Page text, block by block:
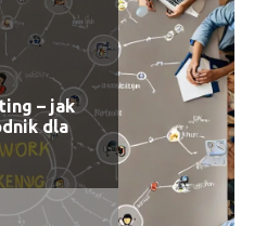
– jak
dla